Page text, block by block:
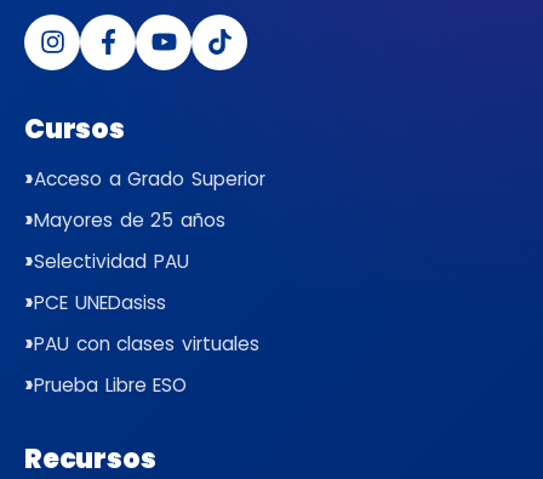
Cursos
Acceso a Grado Superior
Mayores de 25 años
Selectividad PAU
PCE UNEDasiss
PAU con clases virtuales
Prueba Libre ESO
Recursos